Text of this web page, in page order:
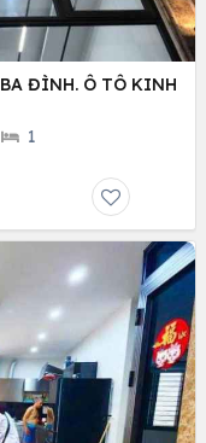
ĐÌNH. Ô TÔ KINH
1